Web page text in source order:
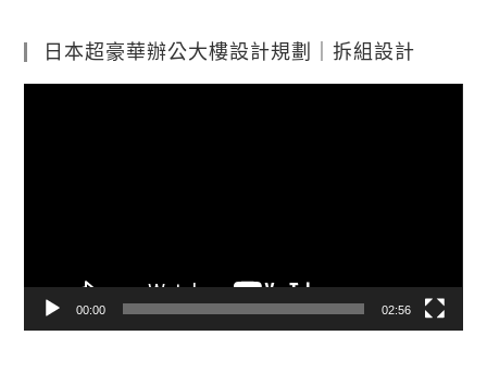
日本超豪華辦公大樓設計規劃｜拆組設計
00:00 02:56